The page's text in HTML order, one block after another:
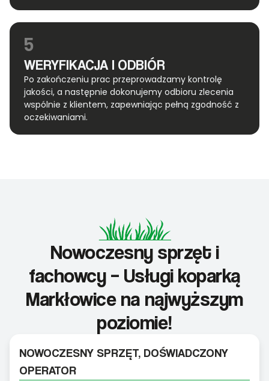
5
WERYFIKACJA I ODBIÓR
Po zakończeniu prac przeprowadzamy kontrolę
jakości, a następnie dokonujemy odbioru zlecenia
wspólnie z klientem, zapewniając pełną zgodność z
oczekiwaniami.
Nowoczesny sprzęt i
fachowcy – Usługi koparką
Markłowice na najwyższym
poziomie!
NOWOCZESNY SPRZĘT, DOŚWIADCZONY
OPERATOR